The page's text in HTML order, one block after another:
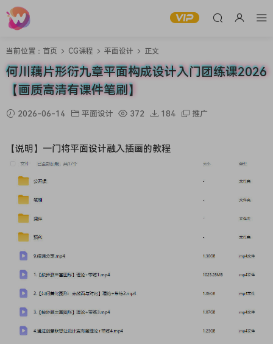
当前位置： 首页 CG课程 平面设计 正文
何川藕片形衍九章平面构成设计入门团练课2026
【画质高清有课件笔刷】
2026-06-14 平面设计 372 184 推广
【说明】一门将平面设计融入插画的教程